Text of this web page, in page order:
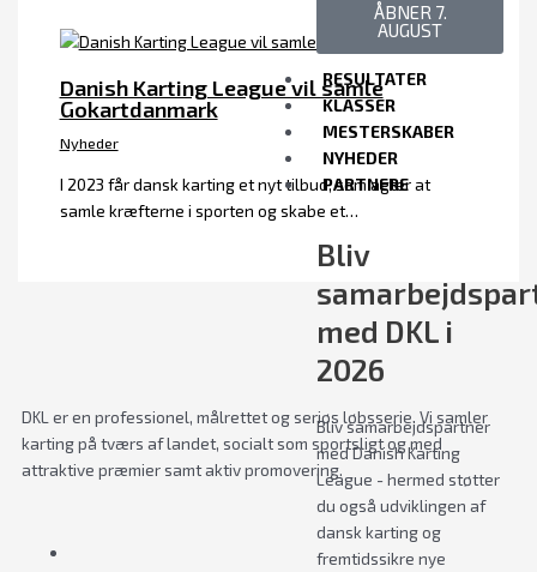
ÅBNER 7.
AUGUST
RESULTATER
KLASSER
MESTERSKABER
NYHEDER
PARTNERE
Bliv
med DKL i
2026
Bliv samarbejdspartner
med Danish Karting
League - hermed støtter
du også udviklingen af
dansk karting og
fremtidssikre nye
Danish Karting League vil samle
Gokartdanmark
Nyheder
I 2023 får dansk karting et nyt tilbud, som agter at
samle kræfterne i sporten og skabe et…
DKL er en professionel, målrettet og seriøs løbsserie. Vi samler
karting på tværs af landet, socialt som sportsligt og med
attraktive præmier samt aktiv promovering.